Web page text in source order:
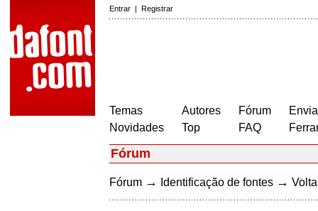
Entrar | Registrar
Temas
Novidades
Autores
Top
Fórum
FAQ
Fórum
Fórum → Identificação de fontes →